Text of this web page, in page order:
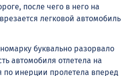
после чего в него на
легковой автомобиль
буквально разорвало
автомобиля отлетела на
по инерции пролетела вперед